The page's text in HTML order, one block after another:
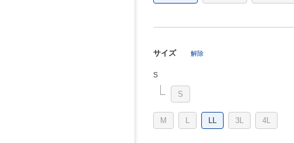
サイズ 解除
S
S
M L LL 3L 4L